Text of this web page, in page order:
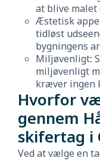
at blive
Æstetisk
tidløst
bygningens
Miljøvenligt:
miljøvenligt
kræver ingen
Hvorfor
gennem
skifertag i
Ved at vælge en